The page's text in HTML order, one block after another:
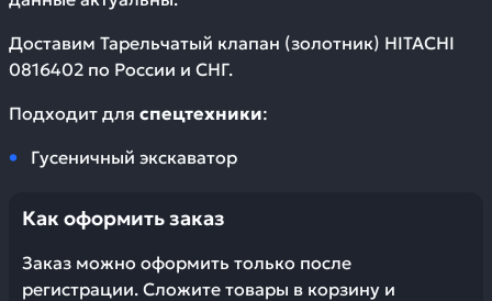
Доставим Тарельчатый клапан (золотник) HITACHI
0816402 по России и СНГ.
Подходит для спецтехники:
Гусеничный экскаватор
Как оформить заказ
Заказ можно оформить только после
регистрации. Сложите товары в корзину и